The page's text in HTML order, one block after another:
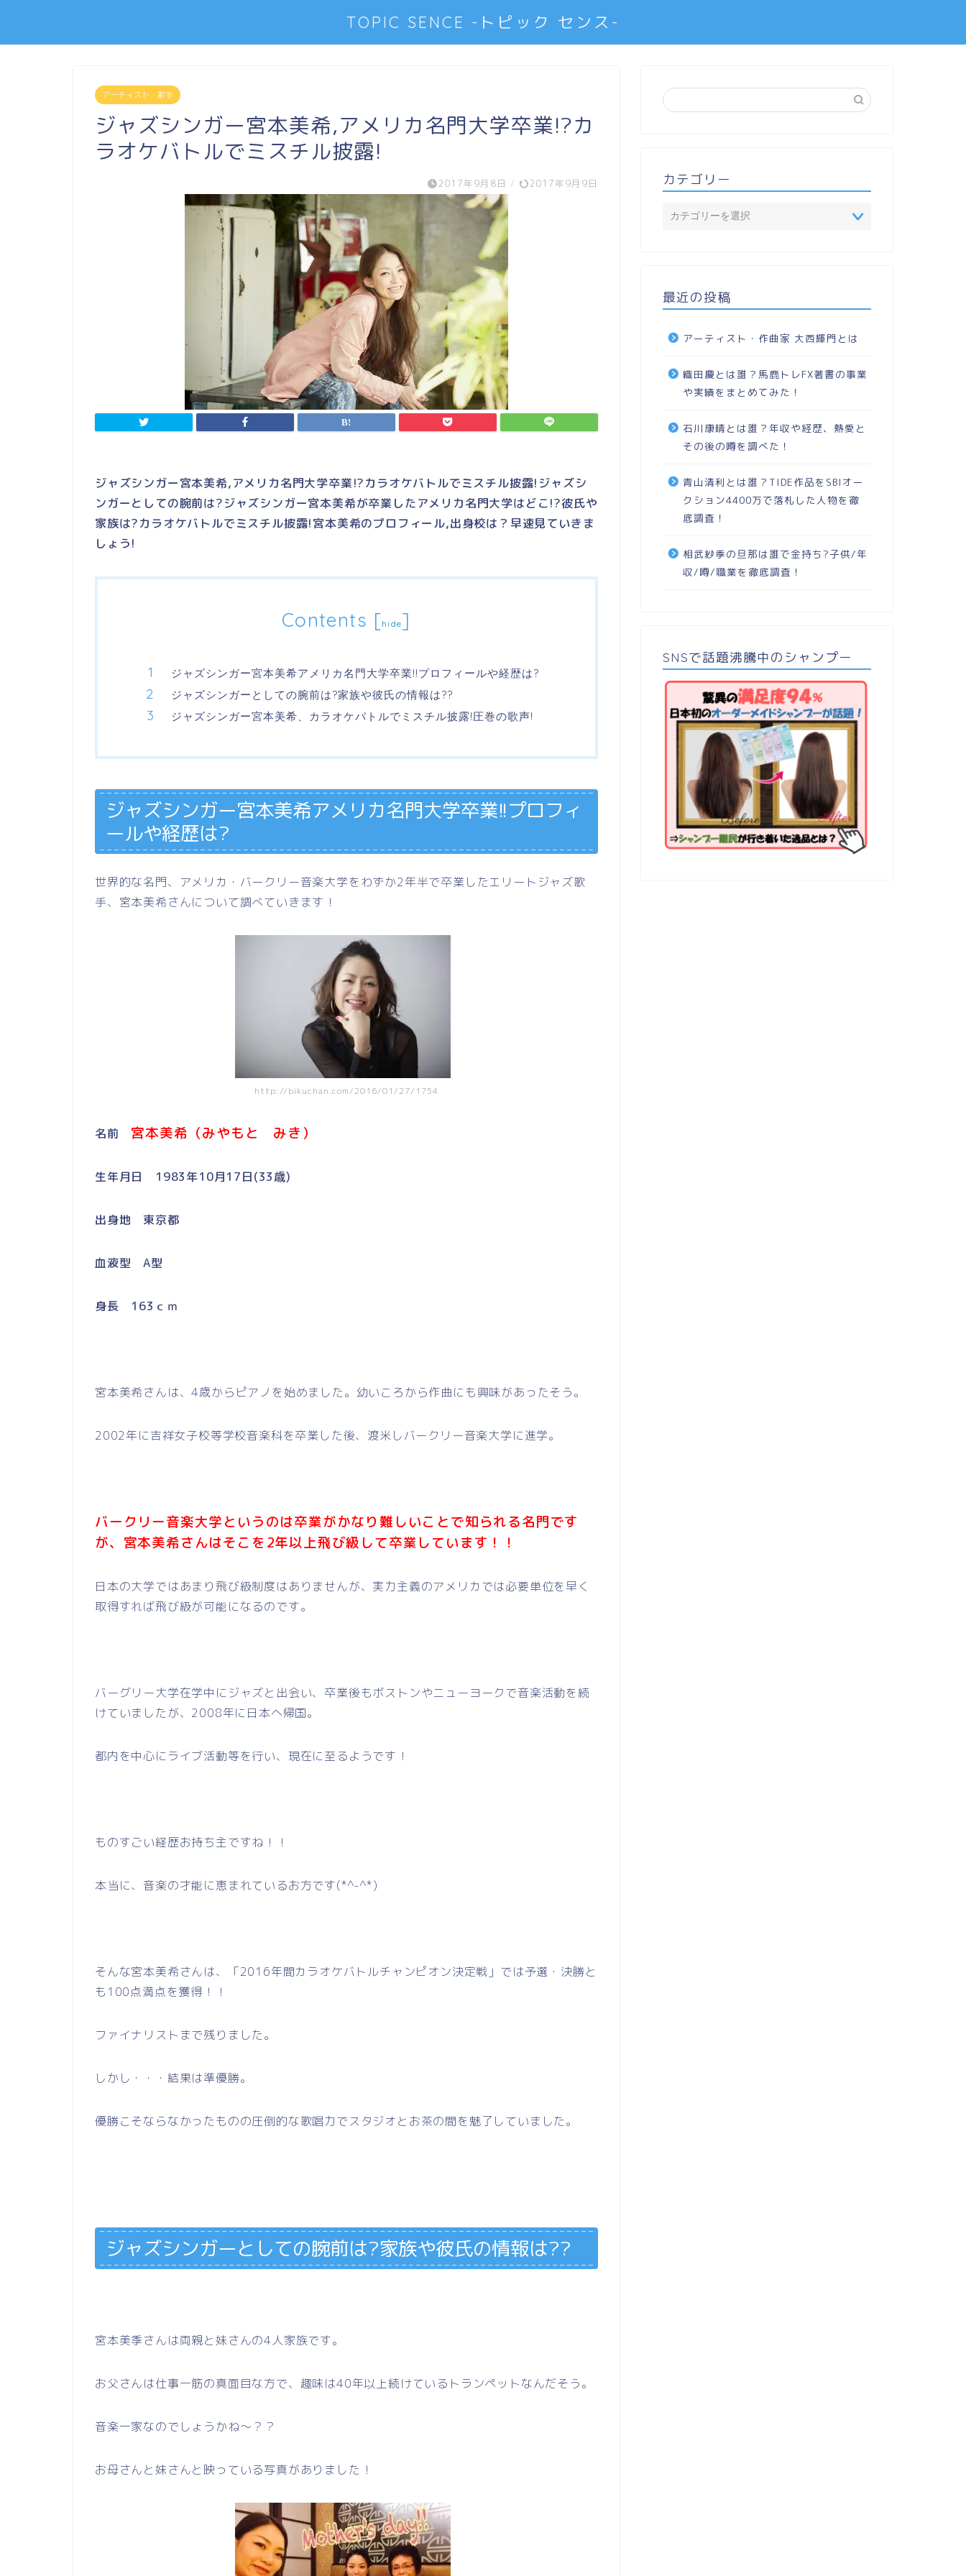
TOPIC SENCE -トピック センス-
アーティスト・歌手
ジャズシンガー宮本美希,アメリカ名門大学卒業!?カ
ラオケバトルでミスチル披露!
2017年9月8日 / 2017年9月9日
ジャズシンガー宮本美希,アメリカ名門大学卒業!?カラオケバトルでミスチル披露!ジャズシ
ンガーとしての腕前は?ジャズシンガー宮本美希が卒業したアメリカ名門大学はどこ!?彼氏や
家族は?カラオケバトルでミスチル披露!宮本美希のプロフィール,出身校は？早速見ていきま
しょう!
Contents [hide]
ジャズシンガー宮本美希アメリカ名門大学卒業!!プロフィールや経歴は?
ジャズシンガーとしての腕前は?家族や彼氏の情報は??
ジャズシンガー宮本美希、カラオケバトルでミスチル披露!圧巻の歌声!
ジャズシンガー宮本美希アメリカ名門大学卒業!!プロフィ
ールや経歴は?
世界的な名門、アメリカ・バークリー音楽大学をわずか2年半で卒業したエリートジャズ歌
手、宮本美希さんについて調べていきます！
http://bikuchan.com/2016/01/27/1754
名前 宮本美希（みやもと みき）
生年月日 1983年10月17日(33歳)
出身地 東京都
血液型 A型
身長 163ｃｍ
宮本美希さんは、4歳からピアノを始めました。幼いころから作曲にも興味があったそう。
2002年に吉祥女子校等学校音楽科を卒業した後、渡米しバークリー音楽大学に進学。
バークリー音楽大学というのは卒業がかなり難しいことで知られる名門です
が、宮本美希さんはそこを 2年以上飛び級して卒業しています！！
日本の大学ではあまり飛び級制度はありませんが、実力主義のアメリカでは必要単位を早く
取得すれば飛び級が可能になるのです。
バーグリー大学在学中にジャズと出会い、卒業後もボストンやニューヨークで音楽活動を続
けていましたが、2008年に日本へ帰国。
都内を中心にライブ活動等を行い、現在に至るようです！
ものすごい経歴お持ち主ですね！！
本当に、音楽の才能に恵まれているお方です(*^-^*)
そんな宮本美希さんは、「2016年間カラオケバトルチャンピオン決定戦」では予選・決勝と
も100点満点を獲得！！
ファイナリストまで残りました。
しかし・・・結果は準優勝。
優勝こそならなかったものの圧倒的な歌唱力でスタジオとお茶の間を魅了していました。
ジャズシンガーとしての腕前は?家族や彼氏の情報は??
宮本美季さんは両親と妹さんの4人家族です。
お父さんは仕事一筋の真面目な方で、趣味は40年以上続けているトランペットなんだそう。
音楽一家なのでしょうかね～？？
お母さんと妹さんと映っている写真がありました！
カテゴリー
最近の投稿
アーティスト・作曲家 大西輝門とは
織田慶とは誰？馬鹿トレFX著書の事業
や実績をまとめてみた！
石川康晴とは誰？年収や経歴、熱愛と
その後の噂を調べた！
青山清利とは誰？TIDE作品をSBIオー
クション4400万で落札した人物を徹
底調査！
相武紗季の旦那は誰で金持ち?子供/年
収/噂/職業を徹底調査！
SNSで話題沸騰中のシャンプー